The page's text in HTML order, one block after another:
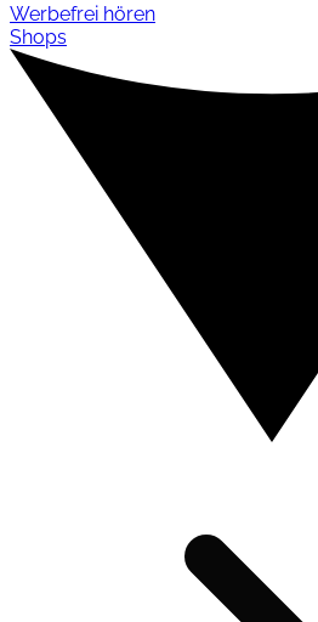
Werbefrei hören
Shops